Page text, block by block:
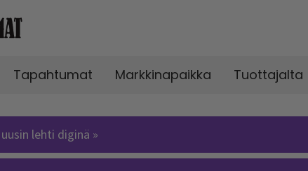
Tapahtumat Markkinapaikka Tuottajalta
lehti diginä »